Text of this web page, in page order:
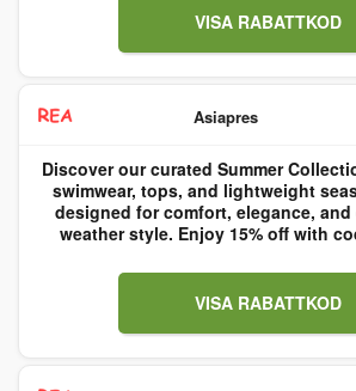
VISA RABATTKOD
Asiapres
Discover our curated Summer
swimwear, tops, and lightweight
designed for comfort, elegance,
weather style. Enjoy 15% off with
VISA RABATTKOD